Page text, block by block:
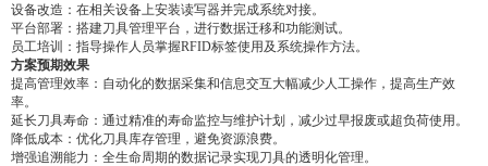
设备改造：在相关设备上安装读写器并完成系统对接。
平台部署：搭建刀具管理平台，进行数据迁移和功能测试。
员工培训：指导操作人员掌握RFID标签使用及系统操作方法。
方案预期效果
提高管理效率：自动化的数据采集和信息交互大幅减少人工操作，提高生产效
率。
延长刀具寿命：通过精准的寿命监控与维护计划，减少过早报废或超负荷使用。
降低成本：优化刀具库存管理，避免资源浪费。
增强追溯能力：全生命周期的数据记录实现刀具的透明化管理。